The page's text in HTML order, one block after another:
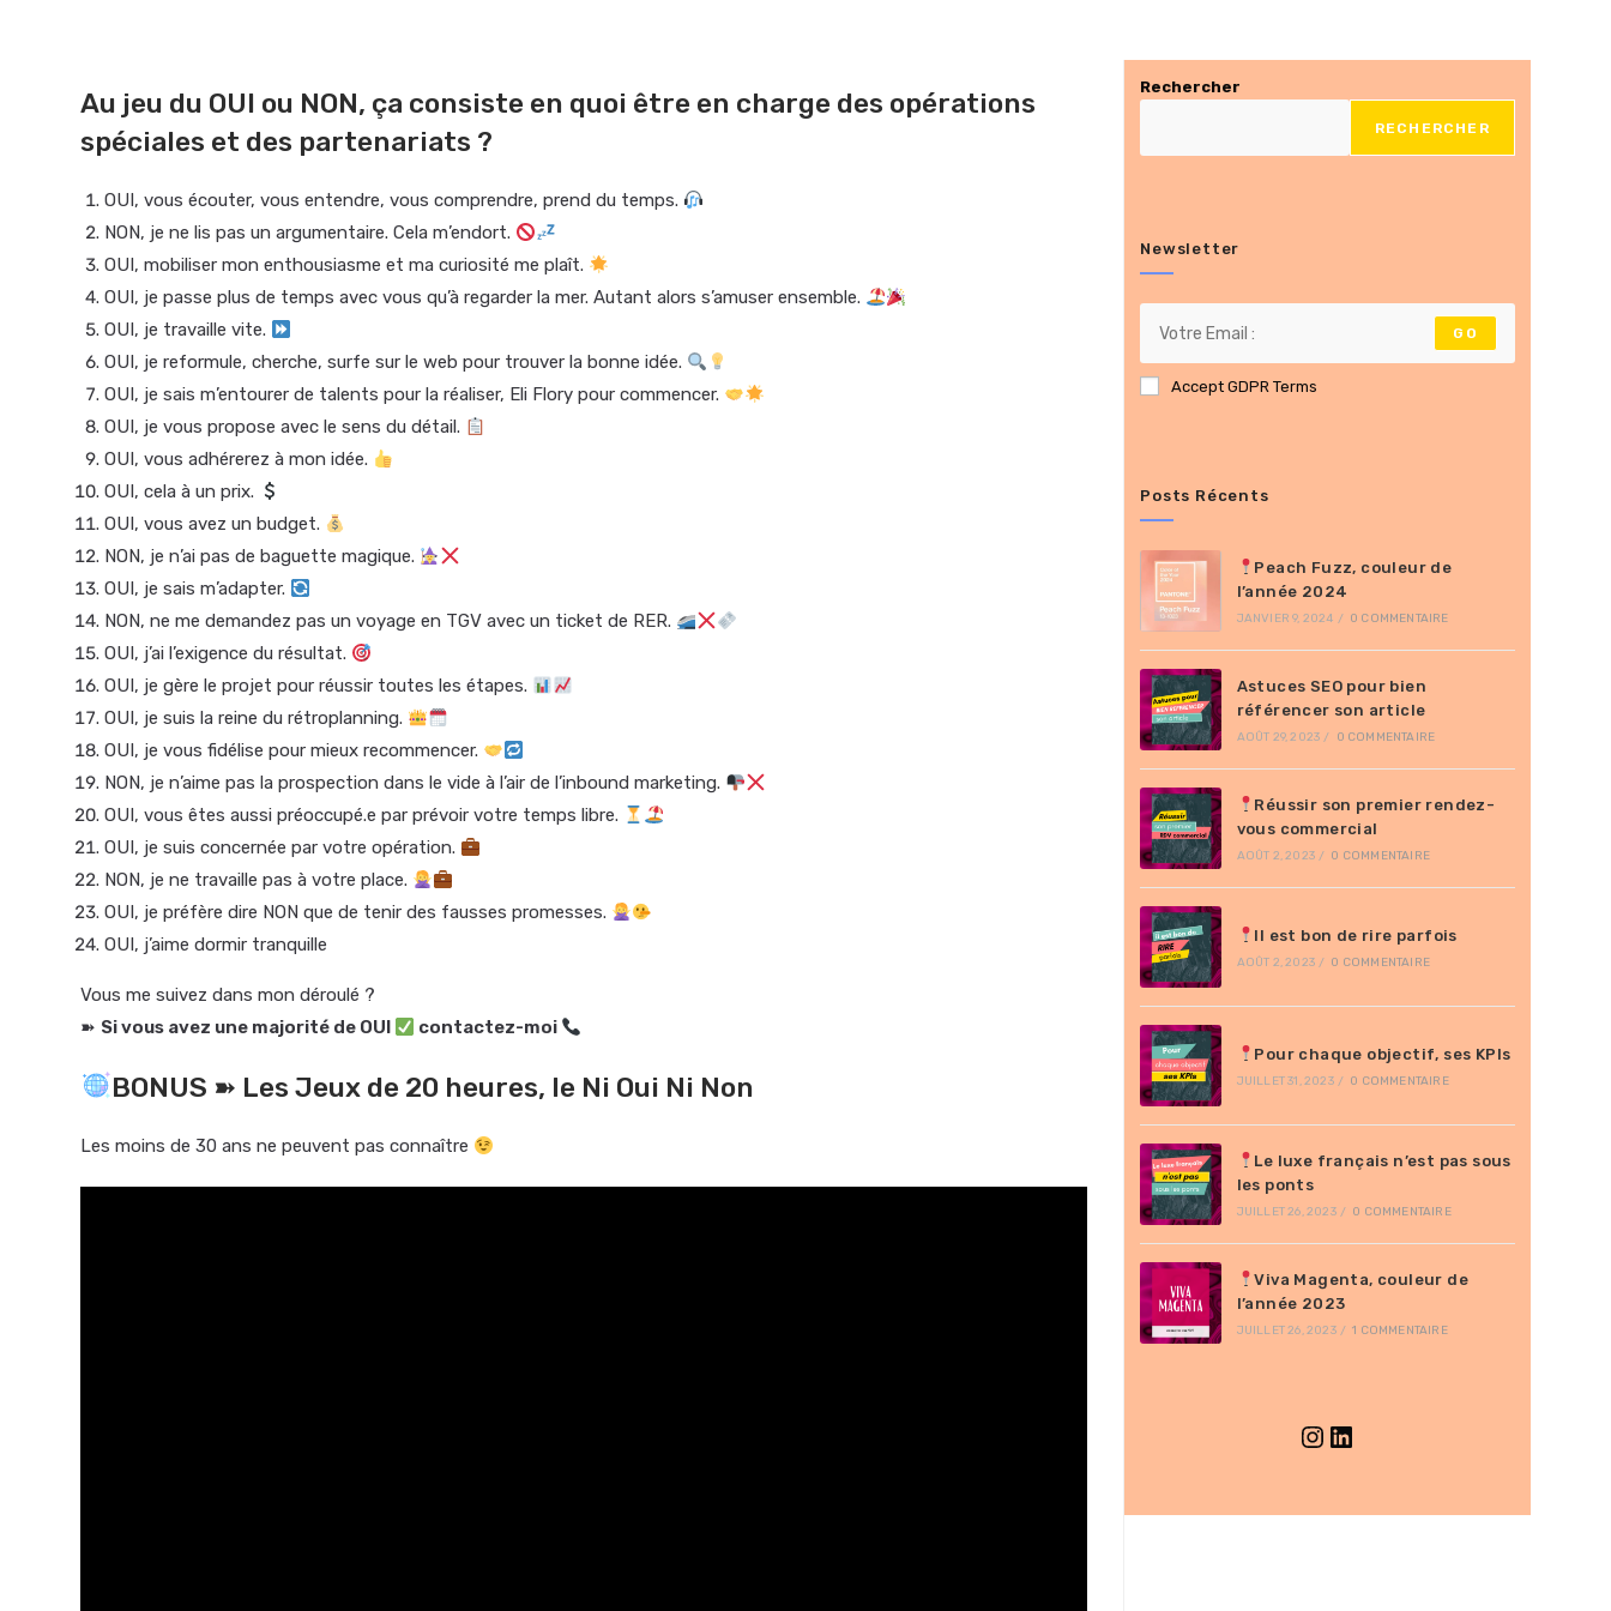
Au jeu du OUI ou NON, ça consiste en quoi être en charge des opérations
spéciales et des partenariats ?
OUI, vous écouter, vous entendre, vous comprendre, prend du temps.
NON, je ne lis pas un argumentaire. Cela m’endort.
OUI, mobiliser mon enthousiasme et ma curiosité me plaît.
OUI, je passe plus de temps avec vous qu’à regarder la mer. Autant alors s’amuser ensemble.
OUI, je travaille vite.
OUI, je reformule, cherche, surfe sur le web pour trouver la bonne idée.
OUI, je sais m’entourer de talents pour la réaliser, Eli Flory pour commencer.
OUI, je vous propose avec le sens du détail.
OUI, vous adhérerez à mon idée.
OUI, cela à un prix.
OUI, vous avez un budget.
NON, je n’ai pas de baguette magique.
OUI, je sais m’adapter.
NON, ne me demandez pas un voyage en TGV avec un ticket de RER.
OUI, j’ai l’exigence du résultat.
OUI, je gère le projet pour réussir toutes les étapes.
OUI, je suis la reine du rétroplanning.
OUI, je vous fidélise pour mieux recommencer.
NON, je n’aime pas la prospection dans le vide à l’air de l’inbound marketing.
OUI, vous êtes aussi préoccupé.e par prévoir votre temps libre.
OUI, je suis concernée par votre opération.
NON, je ne travaille pas à votre place.
OUI, je préfère dire NON que de tenir des fausses promesses.
OUI, j’aime dormir tranquille
Vous me suivez dans mon déroulé ?
➽ Si vous avez une majorité de OUI contactez-moi
BONUS ➽ Les Jeux de 20 heures, le Ni Oui Ni Non
Les moins de 30 ans ne peuvent pas connaître
Rechercher
RECHERCHER
Newsletter
GO
Accept GDPR Terms
Posts Récents
Peach Fuzz, couleur de
l’année 2024
JANVIER 9, 2024 / 0 COMMENTAIRE
Astuces SEO pour bien
référencer son article
AOÛT 29, 2023 / 0 COMMENTAIRE
Réussir son premier rendez-
vous commercial
AOÛT 2, 2023 / 0 COMMENTAIRE
Il est bon de rire parfois
AOÛT 2, 2023 / 0 COMMENTAIRE
Pour chaque objectif, ses KPIs
JUILLET 31, 2023 / 0 COMMENTAIRE
Le luxe français n’est pas sous
les ponts
JUILLET 26, 2023 / 0 COMMENTAIRE
Viva Magenta, couleur de
l’année 2023
JUILLET 26, 2023 / 1 COMMENTAIRE